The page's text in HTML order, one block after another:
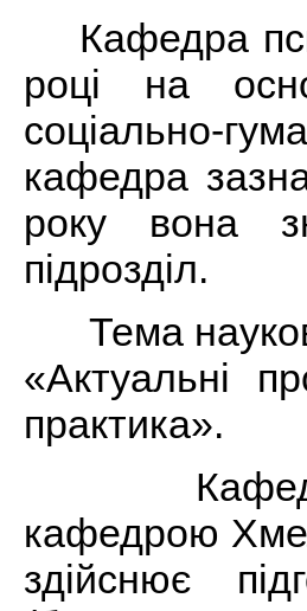
Кафедра
році на
соціально-
кафедра
року вона
підрозділ.
Тема
«Актуальні
практика».
Кафедра
кафедрою
здійснює